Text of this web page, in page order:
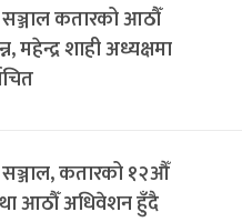
कतारको आठौँ
महेन्द्र शाही अध्यक्षमा
कतारको १२औँ
आठौँ अधिवेशन हुँदै